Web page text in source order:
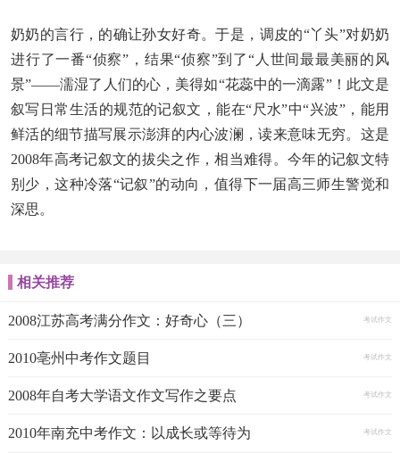
奶奶的言行，的确让孙女好奇。于是，调皮的“丫头”对奶奶
进行了一番“侦察”，结果“侦察”到了“人世间最最美丽的风
景”——濡湿了人们的心，美得如“花蕊中的一滴露”！此文是
叙写日常生活的规范的记叙文，能在“尺水”中“兴波”，能用
鲜活的细节描写展示澎湃的内心波澜，读来意味无穷。这是
2008年高考记叙文的拔尖之作，相当难得。今年的记叙文特
别少，这种冷落“记叙”的动向，值得下一届高三师生警觉和
深思。
相关推荐
2008江苏高考满分作文：好奇心（三） 考试作文
2010亳州中考作文题目 考试作文
2008年自考大学语文作文写作之要点 考试作文
2010年南充中考作文：以成长或等待为 考试作文